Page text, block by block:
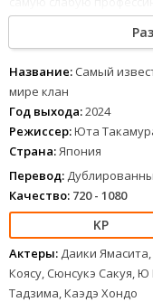
Но парень решает не
основать сильнейший
талант, Ноэль
и героев всех мастей.
Название: Самый
мире клан
Год выхода:2024
Режиссер:Юта
Страна:Япония
Перевод:
Качество: 720 - 1080
Актеры: Даики
Коясу, Сюнсукэ Сакуя,
Тадзима, Каэдэ Хондо